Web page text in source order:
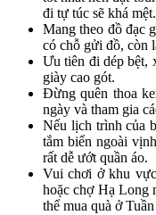
đi tự túc sẽ khá mệt.
Mang theo đồ đạc
có chỗ gửi đồ, còn
Ưu tiên đi dép bệt,
giày cao gót.
Đừng quên thoa
ngày và tham gia
Nếu lịch trình của
tắm biển ngoài
rất dễ ướt quần áo.
Vui chơi ở khu
hoặc chợ Hạ Long
thể mua quà ở